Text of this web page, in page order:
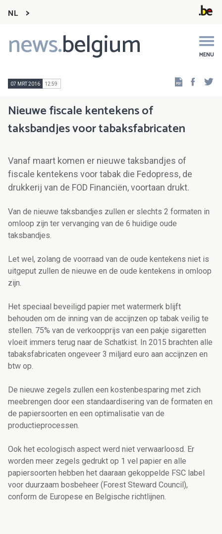
NL
news.belgium MENU
Main
navigation
07 MRT 2016 12:59
Nieuwe fiscale kentekens of
taksbandjes voor tabaksfabricaten
Vanaf maart komen er nieuwe taksbandjes of
fiscale kentekens voor tabak die Fedopress, de
drukkerij van de FOD Financiën, voortaan drukt.
Van de nieuwe taksbandjes zullen er slechts 2 formaten in
omloop zijn ter vervanging van de 6 huidige oude
taksbandjes.
Let wel, zolang de voorraad van de oude kentekens niet is
uitgeput zullen de nieuwe en de oude kentekens in omloop
zijn.
Het speciaal beveiligd papier met watermerk blijft
behouden om de inning van de accijnzen op tabak veilig te
stellen. 75% van de verkoopprijs van een pakje sigaretten
vloeit immers terug naar de Schatkist. In 2015 brachten alle
tabaksfabricaten ongeveer 3 miljard euro aan accijnzen en
btw op.
De nieuwe zegels zullen een kostenbesparing met zich
meebrengen door een standaardisering van de formaten en
de papiersoorten en een optimalisatie van de
productieprocessen.
Ook het ecologisch aspect werd niet verwaarloosd. Er
worden meer zegels gedrukt op 1 vel papier en alle
papiersoorten hebben het daaraan gekoppelde FSC label
voor duurzaam bosbeheer (Forest Steward Council),
conform de Europese en Belgische richtlijnen.